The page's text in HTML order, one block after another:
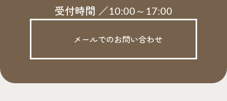
受付時間 ／10:00～17:00
メールでのお問い合わせ